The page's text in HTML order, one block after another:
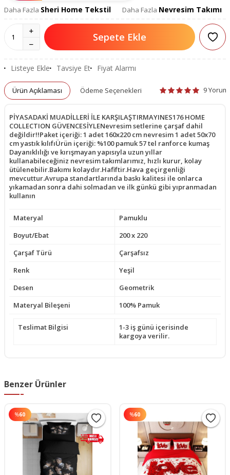
Daha Fazla Sheri Home Tekstil Daha Fazla Nevresim Takımı
Sepete Ekle
Listeye Ekle Tavsiye Et Fiyat Alarmı
Ürün Açıklaması Ödeme Seçenekleri 9 Yorum
PİYASADAKİ MUADİLLERİ İLE KARŞILAŞTIRMAYINES176 HOME
COLLECTION GÜVENCESİYLENevresim setlerine çarşaf dahil
değildir!!Paket içeriği: 1 adet 160x220 cm nevresim 1 adet 50x70
cm yastık kılıfıÜrün içeriği: %100 pamuk 57 tel ranforce kumaş
Dayanıklılığı ve kırışmayan yapısıyla uzun yıllar
kullanabileceğiniz nevresim takımlarımız, hızlı kurur, kolay
ütülenebilir.Bakımı kolaydır.Hafiftir.Hava geçirgenliği
mevcuttur.Avrupa standartlarında baskı kalitesi ile onlarca
yıkamadan sonra dahi solmadan ve ilk günkü gibi yıpranmadan
kullanın
Materyal
Pamuklu
Boyut/Ebat
200 x 220
Çarşaf Türü
Çarşafsız
Renk
Yeşil
Desen
Geometrik
Materyal Bileşeni
100% Pamuk
Teslimat Bilgisi
1-3 iş günü içerisinde
kargoya verilir.
Benzer Ürünler
%60 %60